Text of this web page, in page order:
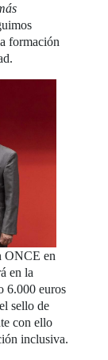
formación
ONCE en
en la
6.000 euros
sello de
con ello
inclusiva.